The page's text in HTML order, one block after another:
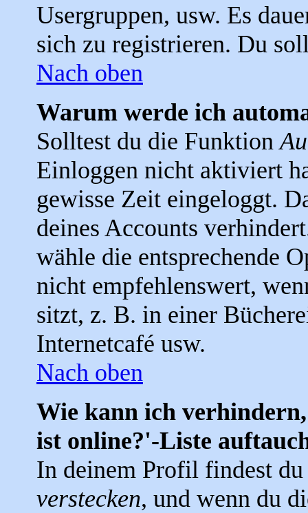
Usergruppen, usw. Es
sich zu registrieren. Du
Nach oben
Warum werde ich
Solltest du die Funktion
Einloggen nicht aktiviert
gewisse Zeit eingeloggt.
deines Accounts
wähle die entsprechende
nicht empfehlenswert,
sitzt, z. B. in einer
Internetcafé usw.
Nach oben
Wie kann ich
ist online?'-Liste
In deinem Profil findest
verstecken, und wenn du